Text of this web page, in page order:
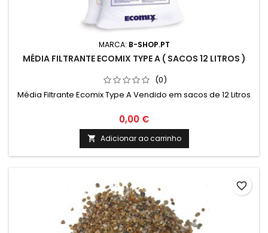
MARCA: B-SHOP.PT
MÉDIA FILTRANTE ECOMIX TYPE A ( SACOS 12 LITROS )
(0)
Média Filtrante Ecomix Type A Vendido em sacos de 12 Litros
0,00 €
 Adicionar ao carrinho
favorite_border